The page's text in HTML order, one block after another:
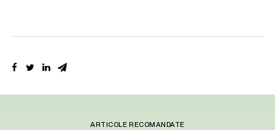
ARTICOLE RECOMANDATE